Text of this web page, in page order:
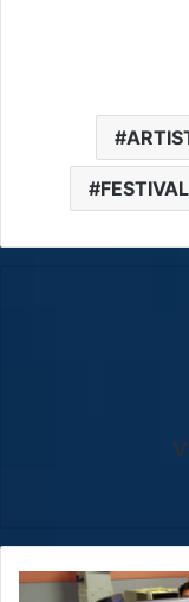
Licencia